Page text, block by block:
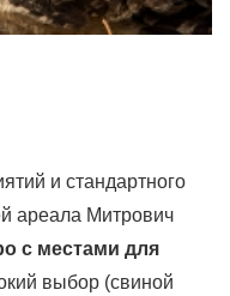
и стандартного
ареала Митрович
с местами для
выбор (свиной